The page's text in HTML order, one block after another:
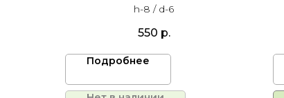
h-8 / d-6
550 р.
Подробнее